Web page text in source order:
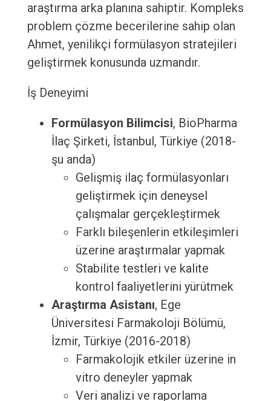
araştırma arka planına sahiptir. Kompleks
problem çözme becerilerine sahip olan
Ahmet, yenilikçi formülasyon stratejileri
geliştirmek konusunda uzmandır.
İş Deneyimi
Formülasyon Bilimcisi, BioPharma
İlaç Şirketi, İstanbul, Türkiye (2018-
şu anda)
Gelişmiş ilaç formülasyonları
geliştirmek için deneysel
çalışmalar gerçekleştirmek
Farklı bileşenlerin etkileşimleri
üzerine araştırmalar yapmak
Stabilite testleri ve kalite
kontrol faaliyetlerini yürütmek
Araştırma Asistanı, Ege
Üniversitesi Farmakoloji Bölümü,
İzmir, Türkiye (2016-2018)
Farmakolojik etkiler üzerine in
vitro deneyler yapmak
Veri analizi ve raporlama